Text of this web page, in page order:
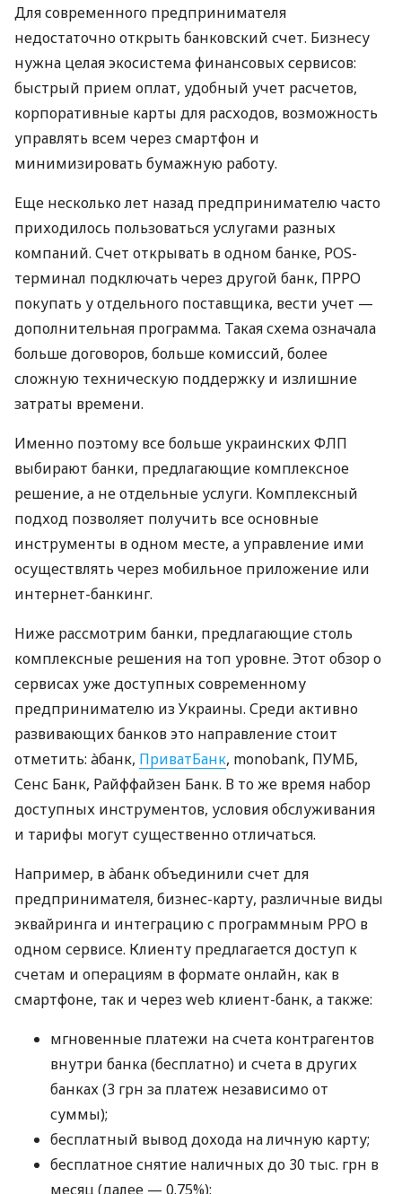
Для современного предпринимателя
недостаточно открыть банковский счет. Бизнесу
нужна целая экосистема финансовых сервисов:
быстрый прием оплат, удобный учет расчетов,
корпоративные карты для расходов, возможность
управлять всем через смартфон и
минимизировать бумажную работу.
Еще несколько лет назад предпринимателю часто
приходилось пользоваться услугами разных
компаний. Счет открывать в одном банке, POS-
терминал подключать через другой банк, ПРРО
покупать у отдельного поставщика, вести учет —
дополнительная программа. Такая схема означала
больше договоров, больше комиссий, более
сложную техническую поддержку и излишние
затраты времени.
Именно поэтому все больше украинских ФЛП
выбирают банки, предлагающие комплексное
решение, а не отдельные услуги. Комплексный
подход позволяет получить все основные
инструменты в одном месте, а управление ими
осуществлять через мобильное приложение или
интернет-банкинг.
Ниже рассмотрим банки, предлагающие столь
комплексные решения на топ уровне. Этот обзор о
сервисах уже доступных современному
предпринимателю из Украины. Среди активно
развивающих банков это направление стоит
отметить: àбанк, ПриватБанк, monobank, ПУМБ,
Сенс Банк, Райффайзен Банк. В то же время набор
доступных инструментов, условия обслуживания
и тарифы могут существенно отличаться.
Например, в àбанк объединили счет для
предпринимателя, бизнес-карту, различные виды
эквайринга и интеграцию с программным РРО в
одном сервисе. Клиенту предлагается доступ к
счетам и операциям в формате онлайн, как в
смартфоне, так и через web клиент-банк, а также:
мгновенные платежи на счета контрагентов
внутри банка (бесплатно) и счета в других
банках (3 грн за платеж независимо от
суммы);
бесплатный вывод дохода на личную карту;
бесплатное снятие наличных до 30 тыс. грн в
месяц (далее — 0.75%);